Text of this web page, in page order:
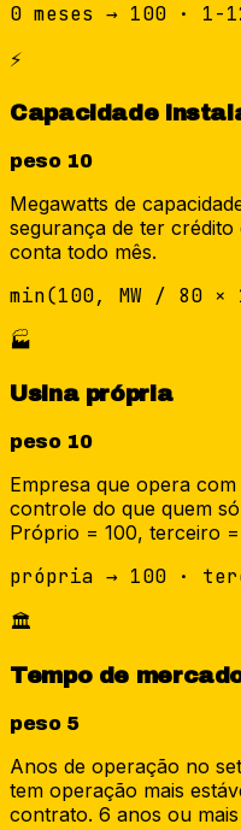
0 meses → 100 ·
⚡
Capacidade
peso 10
Megawatts de
segurança de ter
conta todo mês.
min(100, MW / 80 ×
🏭
Usina própria
peso 10
Empresa que opera
controle do que quem
Próprio = 100, terceiro
própria → 100 ·
🏛️
Tempo de
peso 5
Anos de operação no
tem operação mais
contrato. 6 anos ou